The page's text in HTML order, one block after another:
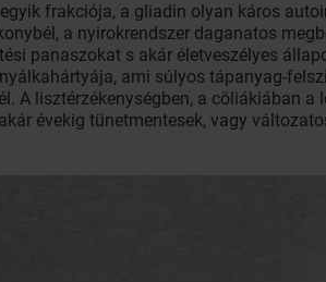
frakciója, a gliadin olyan káros
a nyirokrendszer daganatos
panaszokat s akár életveszélyes
ami súlyos tápanyag-
A lisztérzékenységben, a cöliákiában
évekig tünetmentesek, vagy